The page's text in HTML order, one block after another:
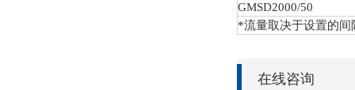
GMSD2000/50
*流量取决于设置的间
在线咨询